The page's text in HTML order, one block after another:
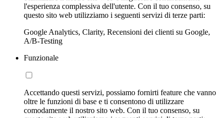
l'esperienza complessiva dell'utente. Con il tuo consenso, su
questo sito web utilizziamo i seguenti servizi di terze parti:
Google Analytics, Clarity, Recensioni dei clienti su Google,
A/B-Testing
Funzionale
Accettando questi servizi, possiamo fornirti feature che vanno
oltre le funzioni di base e ti consentono di utilizzare
comodamente il nostro sito web. Con il tuo consenso, su